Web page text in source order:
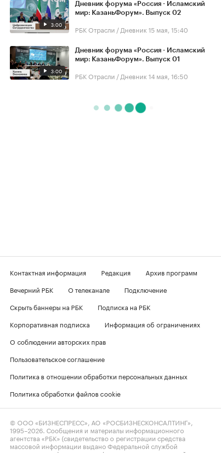
3:00
Дневник форума «Россия - Исламский
мир: КазаньФорум». Выпуск 02
РБК Отрасли / Дневник 15 мая, 15:40
3:00
Дневник форума «Россия - Исламский
мир: КазаньФорум». Выпуск 01
РБК Отрасли / Дневник 14 мая, 16:50
Контактная информация Редакция
Архив программ
Вечерний РБК
О телеканале
Подключение
Скрыть баннеры на РБК
Подписка на РБК
Корпоративная подписка
Информация об ограничениях
О соблюдении авторских прав
Пользовательское соглашение
Политика в отношении обработки персональных данных
Политика обработки файлов cookie
© ООО «БИЗНЕСПРЕСС», АО «РОСБИЗНЕСКОНСАЛТИНГ»,
1995–2026 . Сообщения и материалы информационного
агентства «РБК» (свидетельство о регистрации средства
массовой информации выдано Федеральной службой